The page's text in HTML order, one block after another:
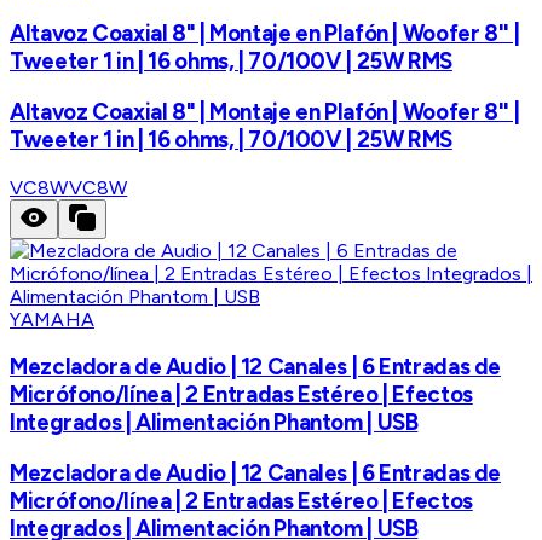
Altavoz Coaxial 8" | Montaje en Plafón | Woofer 8'' |
Tweeter 1 in | 16 ohms, | 70/100V | 25W RMS
Altavoz Coaxial 8" | Montaje en Plafón | Woofer 8'' |
Tweeter 1 in | 16 ohms, | 70/100V | 25W RMS
VC8WVC8W
YAMAHA
Mezcladora de Audio | 12 Canales | 6 Entradas de
Micrófono/línea | 2 Entradas Estéreo | Efectos
Integrados | Alimentación Phantom | USB
Mezcladora de Audio | 12 Canales | 6 Entradas de
Micrófono/línea | 2 Entradas Estéreo | Efectos
Integrados | Alimentación Phantom | USB